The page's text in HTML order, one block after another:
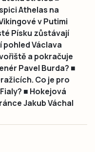
Athelas na
v Putimi
Písku zůstávají
Václava
a pokračuje
Pavel Burda? ■
Co je pro
■ Hokejová
Jakub Váchal